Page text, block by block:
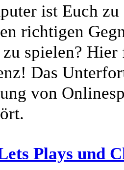
ist Euch
richtigen
spielen?
Das
von
Plays und